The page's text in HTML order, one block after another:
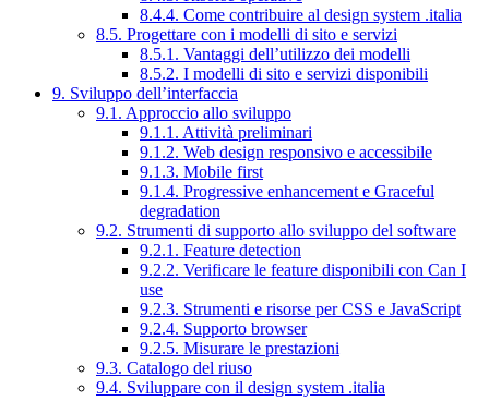
8.4.4. Come contribuire al design system .italia
8.5. Progettare con i modelli di sito e servizi
8.5.1. Vantaggi dell’utilizzo dei modelli
8.5.2. I modelli di sito e servizi disponibili
9. Sviluppo dell’interfaccia
9.1. Approccio allo sviluppo
9.1.1. Attività preliminari
9.1.2. Web design responsivo e accessibile
9.1.3. Mobile first
9.1.4. Progressive enhancement e Graceful
degradation
9.2. Strumenti di supporto allo sviluppo del software
9.2.1. Feature detection
9.2.2. Verificare le feature disponibili con Can I
use
9.2.3. Strumenti e risorse per CSS e JavaScript
9.2.4. Supporto browser
9.2.5. Misurare le prestazioni
9.3. Catalogo del riuso
9.4. Sviluppare con il design system .italia